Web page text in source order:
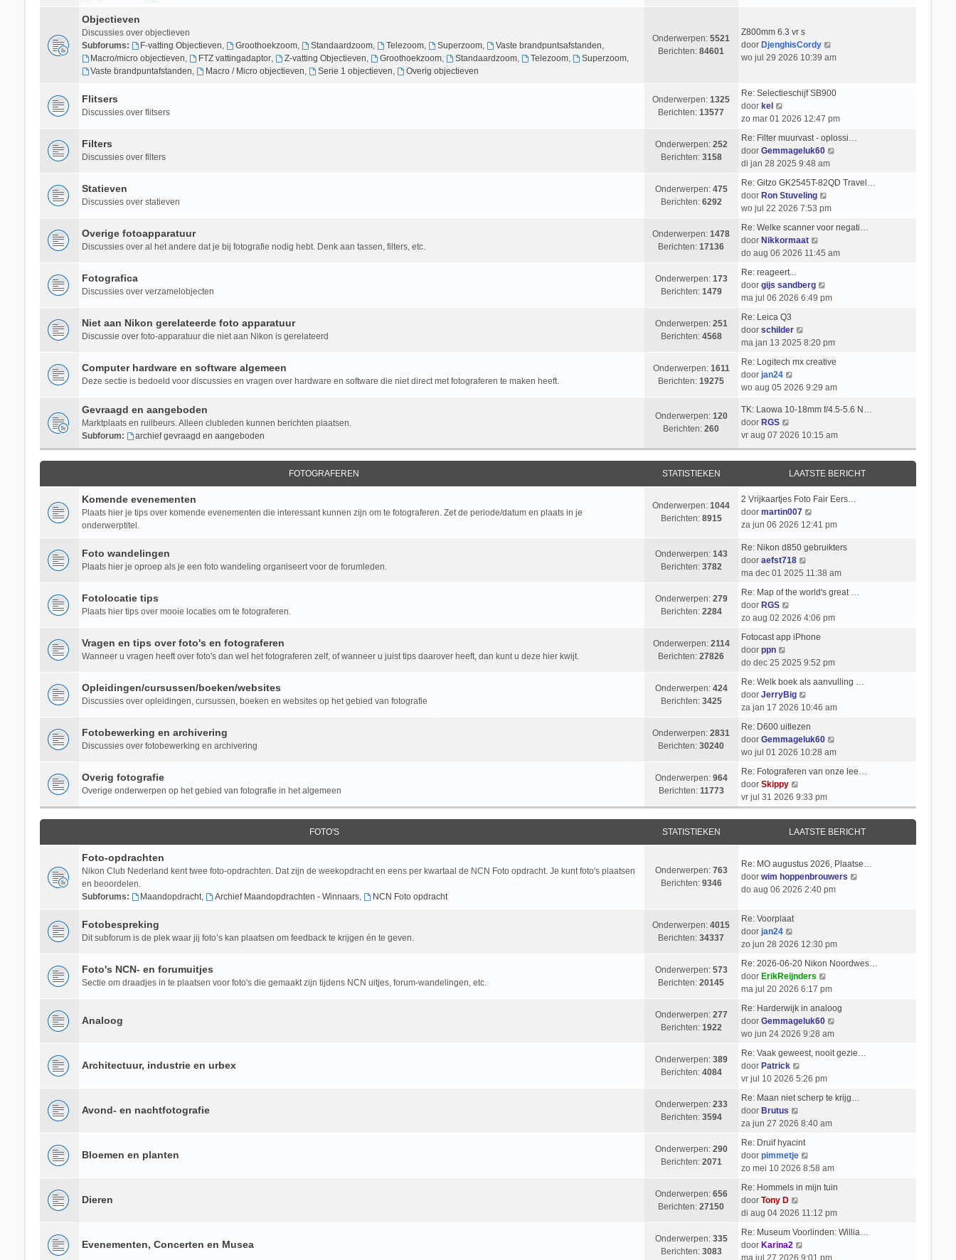
c
h
t
e
r
h
k
l
a
s
e
b
e
r
c
h
t
Objectieven
Discussies over objectieven
Subforums:
F-vatting Objectieven, Groothoekzoom, Standaardzoom, Telezoom, Superzoom, Vaste brandpuntsafstanden,
Macro/micro objectieven, FTZ vattingadaptor, Z-vatting Objectieven, Groothoekzoom, Standaardzoom, Telezoom, Superzoom,
Vaste brandpuntafstanden, Macro / Micro objectieven, Serie 1 objectieven, Overig objectieven
Onderwerpen:5521
Berichten:84601
Z800mm 6.3 vr s
door DjenghisCordy
e
j
l
a
a
t
e
i
wo jul 29 2026 10:39 am
Flitsers
Discussies over flitsers
Onderwerpen:1325
Berichten:13577
Re: Selectieschijf SB900
door kel
e
i
j
k
l
a
a
s
t
e
b
e
r
c
h
t
zo mar 01 2026 12:47 pm
Filters
Discussies over filters
Onderwerpen: 252
Berichten: 3158
Re: Filter muurvast - oplossi…
door Gemmageluk60
i
l
a
c
t
di jan 28 2025 9:48 am
Statieven
Discussies over statieven
Onderwerpen: 475
Berichten: 6292
Re: Gitzo GK2545T-82QD Travel…
door Ron Stuveling
e
i
k
a
e
b
r
c
t
wo jul 22 2026 7:53 pm
Overige fotoapparatuur
Discussies over al het andere dat je bij fotografie nodig hebt. Denk aan tassen, filters, etc.
Onderwerpen:1478
Berichten:17136
Re: Welke scanner voor negati…
door Nikkormaat
e
j
k
a
s
e
b
r
h
do aug 06 2026 11:45 am
Fotografica
Discussies over verzamelobjecten
Onderwerpen: 173
Berichten: 1479
Re: reageert...
door gijs sandberg
e
k
l
a
s
e
b
e
r
i
c
t
ma jul 06 2026 6:49 pm
Niet aan Nikon gerelateerde foto apparatuur
Discussie over foto-apparatuur die niet aan Nikon is gerelateerd
Onderwerpen: 251
Berichten: 4568
Re: Leica Q3
door schilder
e
k
l
a
t
b
e
r
c
h
ma jan 13 2025 8:20 pm
Computer hardware en software algemeen
Deze sectie is bedoeld voor discussies en vragen over hardware en software die niet direct met fotograferen te maken heeft.
Onderwerpen: 1611
Berichten:19275
Re: Logitech mx creative
door jan24
e
i
k
l
a
a
t
s
t
e
e
r
i
c
t
wo aug 05 2026 9:29 am
Gevraagd en aangeboden
Marktplaats en ruilbeurs. Alleen clubleden kunnen berichten plaatsen.
Subforum:
archief gevraagd en aangeboden
Onderwerpen: 120
Berichten:260
TK: Laowa 10-18mm f/4.5-5.6 N…
door RGS
e
k
i
j
k
l
a
a
s
t
e
b
r
c
t
vr aug 07 2026 10:15 am
FOTOGRAFEREN STATISTIEKEN LAATSTE BERICHT
Komende evenementen
Plaats hier je tips over komende evenementen die interessant kunnen zijn om te fotograferen. Zet de periode/datum en plaats in je
onderwerptitel.
Onderwerpen:1044
Berichten: 8915
2 Vrijkaartjes Foto Fair Eers…
door martin007
e
i
k
l
a
s
e
b
r
h
t
za jun 06 2026 12:41 pm
Foto wandelingen
Plaats hier je oproep als je een foto wandeling organiseert voor de forumleden.
Onderwerpen: 143
Berichten: 3782
Re: Nikon d850 gebruikters
door aefst718
e
i
k
l
a
s
e
b
e
r
c
t
ma dec 01 2025 11:38 am
Fotolocatie tips
Plaats hier tips over mooie locaties om te fotograferen.
Onderwerpen: 279
Berichten: 2284
Re: Map of the world's great …
door RGS
e
i
k
l
a
a
s
t
e
b
e
r
i
c
h
t
zo aug 02 2026 4:06 pm
Vragen en tips over foto's en fotograferen
Wanneer u vragen heeft over foto's dan wel het fotograferen zelf, of wanneer u juist tips daarover heeft, dan kunt u deze hier kwijt.
Onderwerpen: 2114
Berichten:27826
Fotocast app iPhone
door ppn
e
i
j
k
l
a
a
s
t
e
e
c
h
t
do dec 25 2025 9:52 pm
Opleidingen/cursussen/boeken/websites
Discussies over opleidingen, cursussen, boeken en websites op het gebied van fotografie
Onderwerpen: 424
Berichten: 3425
Re: Welk boek als aanvulling …
door JerryBig
e
i
j
k
l
a
t
s
t
e
b
e
r
za jan 17 2026 10:46 am
Fotobewerking en archivering
Discussies over fotobewerking en archivering
Onderwerpen:2831
Berichten:30240
Re: D600 uitlezen
door Gemmageluk60
e
i
a
s
t
e
i
h
wo jul 01 2026 10:28 am
Overig fotografie
Overige onderwerpen op het gebied van fotografie in het algemeen
Onderwerpen: 964
Berichten: 11773
Re: Fotograferen van onze lee…
door Skippy
e
k
i
j
k
l
a
a
b
e
r
i
h
t
vr jul 31 2026 9:33 pm
FOTO'S STATISTIEKEN LAATSTE BERICHT
Foto-opdrachten
Nikon Club Nederland kent twee foto-opdrachten. Dat zijn de weekopdracht en eens per kwartaal de NCN Foto opdracht. Je kunt foto's plaatsen
en beoordelen.
Subforums:
Maandopdracht, Archief Maandopdrachten - Winnaars, NCN Foto opdracht
Onderwerpen: 763
Berichten: 9346
Re: MO augustus 2026, Plaatse…
door wim hoppenbrouwers
a
e
do aug 06 2026 2:40 pm
Fotobespreking
Dit subforum is de plek waar jij foto’s kan plaatsen om feedback te krijgen én te geven.
Onderwerpen:4015
Berichten:34337
Re: Voorplaat
door jan24
e
i
j
k
l
a
a
s
t
e
b
e
r
c
h
t
zo jun 28 2026 12:30 pm
Foto's NCN- en forumuitjes
Sectie om draadjes in te plaatsen voor foto's die gemaakt zijn tijdens NCN uitjes, forum-wandelingen, etc.
Onderwerpen: 573
Berichten:20145
Re: 2026-06-20 Nikon Noordwes…
door ErikReijnders
e
i
j
k
l
a
s
e
r
c
t
ma jul 20 2026 6:17 pm
Analoog Onderwerpen: 277
Berichten: 1922
Re: Harderwijk in analoog
door Gemmageluk60
i
l
b
r
c
wo jun 24 2026 9:28 am
Architectuur, industrie en urbex Onderwerpen: 389
Berichten: 4084
Re: Vaak geweest, nooit gezie…
door Patrick
e
i
k
l
a
a
s
e
b
e
r
vr jul 10 2026 5:26 pm
Avond- en nachtfotografie Onderwerpen: 233
Berichten: 3594
Re: Maan niet scherp te krijg…
door Brutus
e
i
k
l
a
s
t
za jun 27 2026 8:40 am
Bloemen en planten Onderwerpen: 290
Berichten: 2071
Re: Druif hyacint
door pimmetje
e
i
k
l
a
zo mei 10 2026 8:58 am
Dieren Onderwerpen: 656
Berichten:27150
Re: Hommels in mijn tuin
door Tony D
e
i
j
di aug 04 2026 11:12 pm
Evenementen, Concerten en Musea Onderwerpen: 335
Berichten: 3083
Re: Museum Voorlinden: Willia…
door Karina2
e
ma jul 27 2026 9:01 pm